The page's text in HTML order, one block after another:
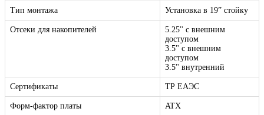
Тип монтажа Установка в 19” стойку
Отсеки для накопителей
5.25'' с внешним
доступом
3.5'' с внешним
доступом
3.5'' внутренний
Сертификаты ТР ЕАЭС
Форм-фактор платы ATX